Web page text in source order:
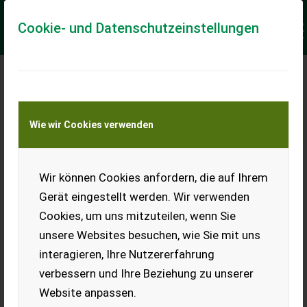
Cookie- und Datenschutzeinstellungen
Wie wir Cookies verwenden
Wir können Cookies anfordern, die auf Ihrem
Gerät eingestellt werden. Wir verwenden
Cookies, um uns mitzuteilen, wenn Sie
unsere Websites besuchen, wie Sie mit uns
interagieren, Ihre Nutzererfahrung
verbessern und Ihre Beziehung zu unserer
Website anpassen.
KI WORKSHOP FÜR
FORTGESCHRITTENE
Prillinger